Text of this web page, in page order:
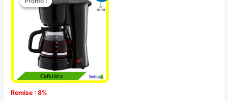
Remise : 8%
initial
25.000 CFA.
actuel
est :
23.000 CFA.